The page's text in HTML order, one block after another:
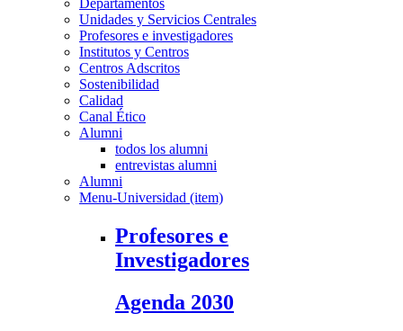
Departamentos
Unidades y Servicios Centrales
Profesores e investigadores
Institutos y Centros
Centros Adscritos
Sostenibilidad
Calidad
Canal Ético
Alumni
todos los alumni
entrevistas alumni
Alumni
Menu-Universidad (item)
Profesores e
Investigadores
Agenda 2030